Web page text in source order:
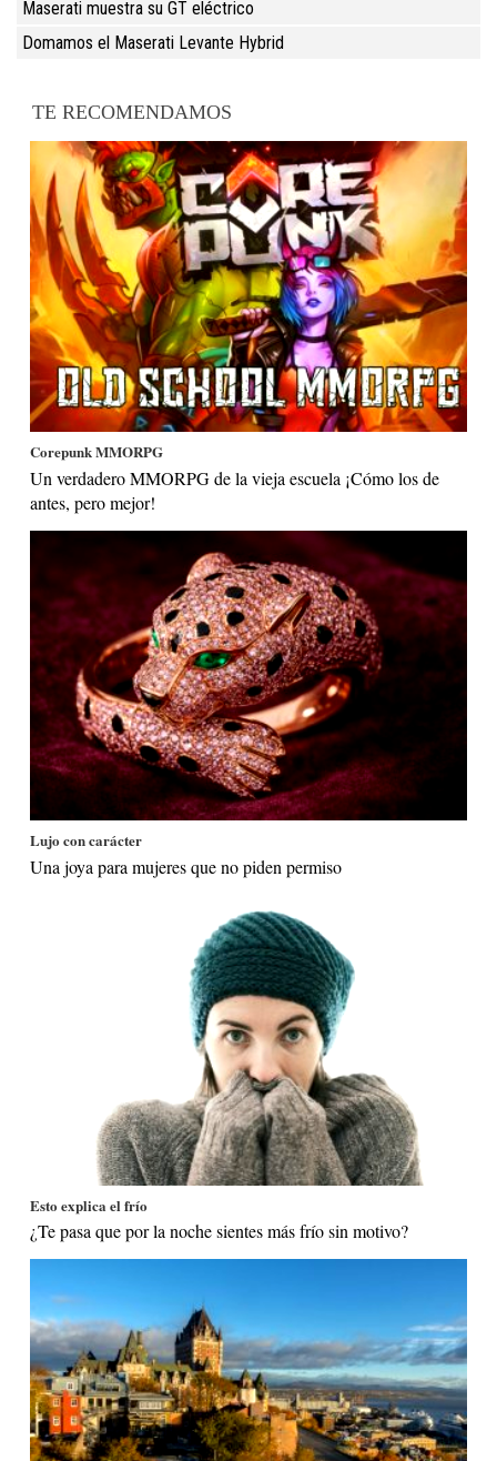
Maserati muestra su GT eléctrico
Domamos el Maserati Levante Hybrid
TE RECOMENDAMOS
Corepunk MMORPG
Un verdadero MMORPG de la vieja escuela ¡Cómo los de
antes, pero mejor!
Lujo con carácter
Una joya para mujeres que no piden permiso
Esto explica el frío
¿Te pasa que por la noche sientes más frío sin motivo?